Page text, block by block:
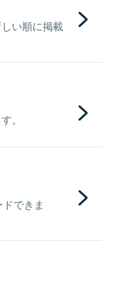
い順に掲載
。
できま